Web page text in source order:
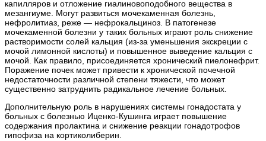
капилляров и отложение гиалиновоподобного вещества в
мезангиуме. Могут развиться мочекаменная болезнь,
нефролитиаз, реже — нефрокальциноз. В патогенезе
мочекаменной болезни у таких больных играют роль снижение
растворимости солей кальция (из-за уменьшения экскреции с
мочой лимонной кислоты) и повышенное выведение кальция с
мочой. Как правило, присоединяется хронический пиелонефрит.
Поражение почек может привести к хронической почечной
недостаточности различной степени тяжести, что может
существенно затруднить радикальное лечение больных.
Дополнительную роль в нарушениях системы гонадостата у
больных с болезнью Иценко-Кушинга играет повышение
содержания пролактина и снижение реакции гонадотрофов
гипофиза на кортиколиберин.